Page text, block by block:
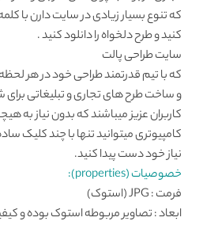
که تنوع بسیار زیادی در سایت دارن با
کنید و طرح دلخواه را دانلود کنید .
سایت طراحیپالت
که با تیم قدرتمند طراحی خود در هر
و ساخت طرح های تجاری و تبلیغاتی برای
کاربران عزیز میباشند که بدون نیاز به
کامپیوتری میتوانید تنها با چند کلیک
نیاز خود دست پیدا کنید.
خصوصیات (properties):
فرمت : JPG (استوک)
ابعاد : تصاویر مربوطه استوک بوده و